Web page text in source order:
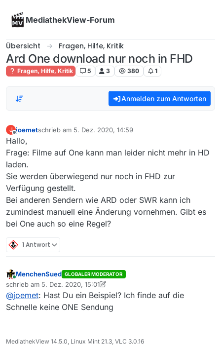
MediathekView-Forum
Übersicht Fragen, Hilfe, Kritik
Ard One download nur noch in FHD
Fragen, Hilfe, Kritik 5 3 380 1
Anmelden zum Antworten
J
Offline
joemetschrieb am 5. Dez. 2020, 14:59
zuletzt editiert von
Hallo,
Frage: Filme auf One kann man leider nicht mehr in HD
laden.
Sie werden überwiegend nur noch in FHD zur
Verfügung gestellt.
Bei anderen Sendern wie ARD oder SWR kann ich
zumindest manuell eine Änderung vornehmen. Gibt es
bei One auch so eine Regel?
1 Antwort
Online
MenchenSued GLOBALER MODERATOR
schrieb am 5. Dez. 2020, 15:01
zuletzt editiert von MenchenSued
@joemet: Hast Du ein Beispiel? Ich finde auf die
Schnelle keine ONE Sendung
MediathekView 14.5.0, Linux Mint 21.3, VLC 3.0.16